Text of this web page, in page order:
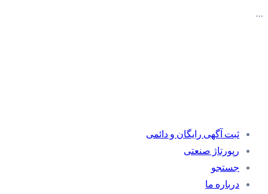
…
ثبت آگهی رایگان و دائمی
رپورتاژ صنعتی
جستجو
درباره ما